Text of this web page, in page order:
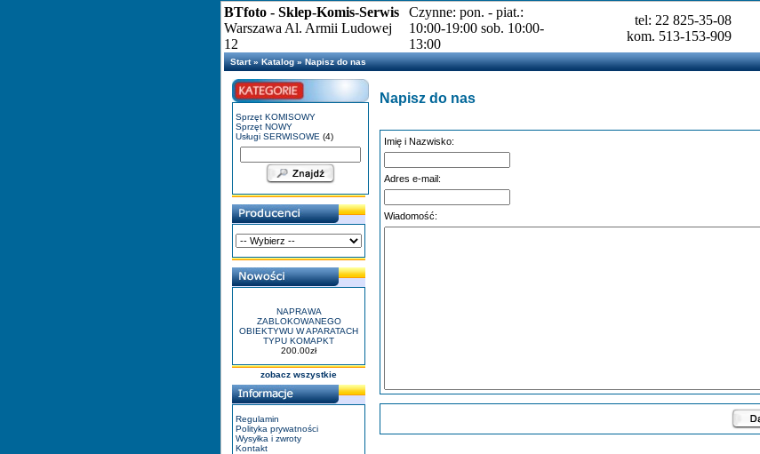
BTfoto - Sklep-Komis-Serwis
Warszawa Al. Armii Ludowej
12
Czynne: pon. - piat.:
10:00-19:00 sob. 10:00-
13:00
tel: 22 825-35-08
kom. 513-153-909
Start»Katalog»Napisz do nas
Sprzęt KOMISOWY
Sprzęt NOWY
Usługi SERWISOWE (4)
NAPRAWA
ZABLOKOWANEGO
OBIEKTYWU W APARATACH
TYPU KOMAPKT
200.00zł
zobacz wszystkie
Regulamin
Polityka prywatności
Wysyłka i zwroty
Kontakt
Napisz do nas
Imię i Nazwisko:
Adres e-mail:
Wiadomość: